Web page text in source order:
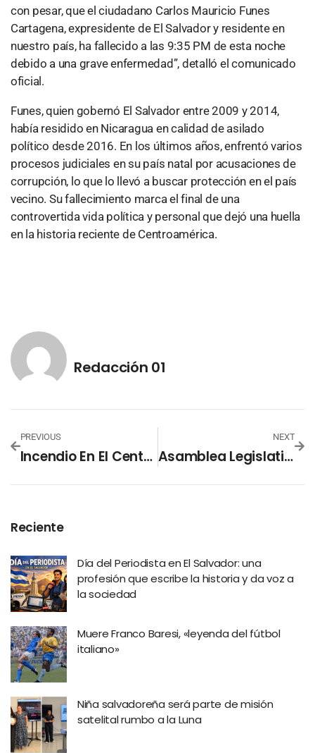
con pesar, que el ciudadano Carlos Mauricio Funes
Cartagena, expresidente de El Salvador y residente en
nuestro país, ha fallecido a las 9:35 PM de esta noche
debido a una grave enfermedad”, detalló el comunicado
oficial.
Funes, quien gobernó El Salvador entre 2009 y 2014,
había residido en Nicaragua en calidad de asilado
político desde 2016. En los últimos años, enfrentó varios
procesos judiciales en su país natal por acusaciones de
corrupción, lo que lo llevó a buscar protección en el país
vecino. Su fallecimiento marca el final de una
controvertida vida política y personal que dejó una huella
en la historia reciente de Centroamérica.
Redacción 01
PREVIOUS
Incendio En El Centro Histórico De San Salvador Es Sofocado Sin Víctimas
NEXT
Asamblea Legislativa Reforma La Ley De La DOM Y Aprueba Contratación De Extranjeros
Reciente
Día del Periodista en El Salvador: una
profesión que escribe la historia y da voz a
la sociedad
Muere Franco Baresi, «leyenda del fútbol
italiano»
Niña salvadoreña será parte de misión
satelital rumbo a la Luna